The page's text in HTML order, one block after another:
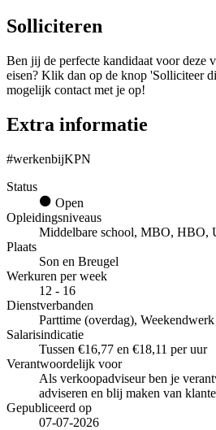
Solliciteren
Ben jij de perfecte kandidaat voor deze
eisen? Klik dan op de knop 'Solliciteer
mogelijk contact met je op!
Extra informatie
#werkenbijKPN
Status
Open
Opleidingsniveaus
Middelbare school, MBO, HBO,
Plaats
Son en Breugel
Werkuren per week
12 - 16
Dienstverbanden
Parttime (overdag), Weekendwerk
Salarisindicatie
Tussen €16,77 en €18,11 per uur
Verantwoordelijk voor
Als verkoopadviseur ben je
adviseren en blij maken van
Gepubliceerd op
07-07-2026